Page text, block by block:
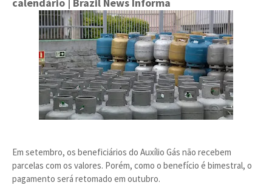
Em setembro, os beneficiários do Auxílio Gás não recebem
parcelas com os valores. Porém, como o benefício é bimestral, o
pagamento será retomado em outubro.